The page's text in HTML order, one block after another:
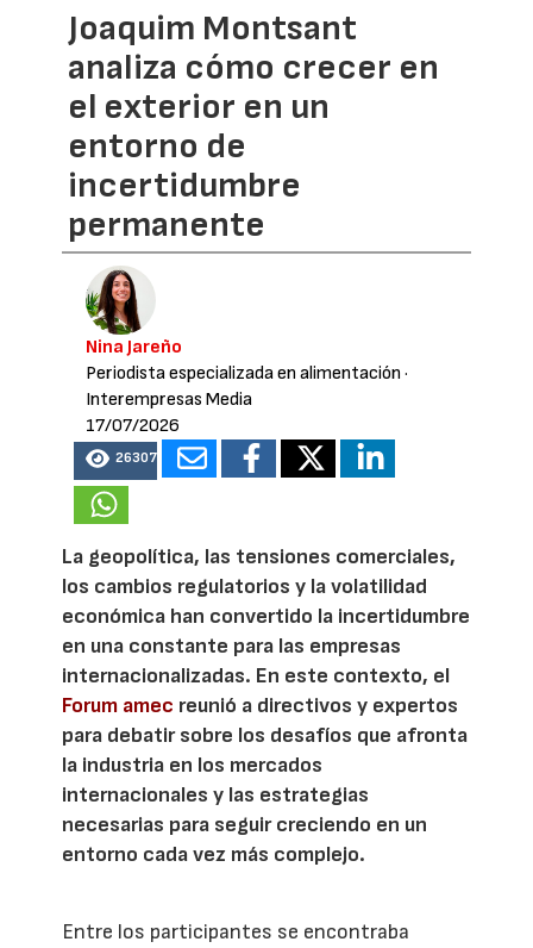
Joaquim Montsant
analiza cómo crecer en
el exterior en un
entorno de
incertidumbre
permanente
Nina Jareño
Periodista especializada en alimentación ·
Interempresas Media
17/07/2026
26307
La geopolítica, las tensiones comerciales,
los cambios regulatorios y la volatilidad
económica han convertido la incertidumbre
en una constante para las empresas
internacionalizadas. En este contexto, el
Forum amec reunió a directivos y expertos
para debatir sobre los desafíos que afronta
la industria en los mercados
internacionales y las estrategias
necesarias para seguir creciendo en un
entorno cada vez más complejo.
Entre los participantes se encontraba